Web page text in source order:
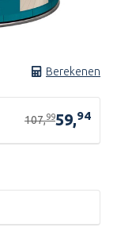
Berekenen
107,9959,94